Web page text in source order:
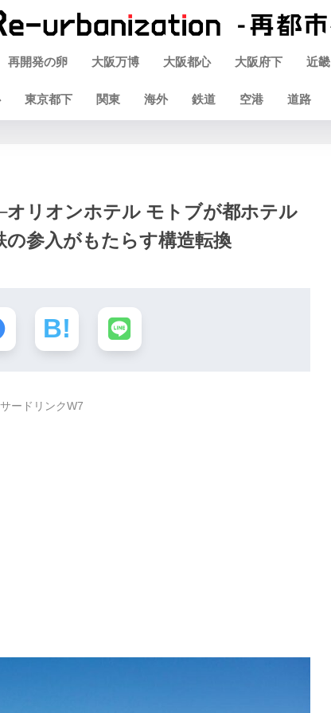
再開発の卵 大阪万博 大阪都心 大阪府下 近畿
東京都下 関東 海外 鉄道 空港 道路
リオンホテル モトブが都ホテル
参入がもたらす構造転換
ードリンクW7